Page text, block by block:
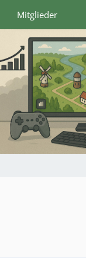
Mitglieder